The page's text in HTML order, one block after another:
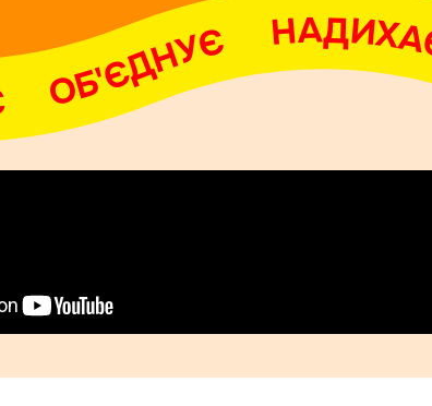
ДОПОМАГАЄ     ОБ'ЄДНУЄ     НАДИХАЄ